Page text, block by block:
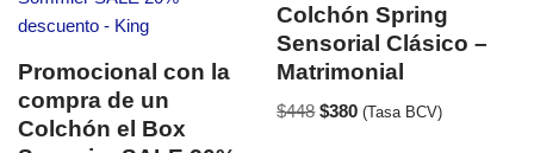
Promocional con la
compra de un
Colchón el Box
Colchón Spring
Sensorial Clásico –
Matrimonial
$448 $380 (Tasa BCV)